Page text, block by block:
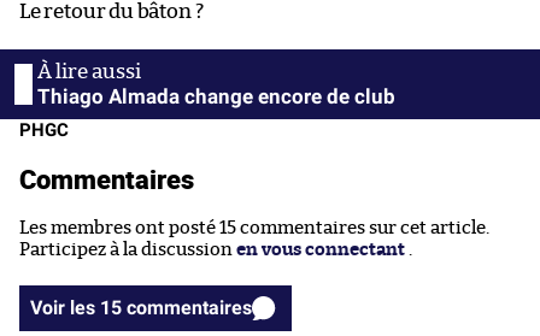
Le retour du bâton ?
Thiago Almada change encore de club
PHGC
Commentaires
Les membres ont posté 15 commentaires sur cet article.
Participez à la discussion en vous connectant .
Voir les 15 commentaires